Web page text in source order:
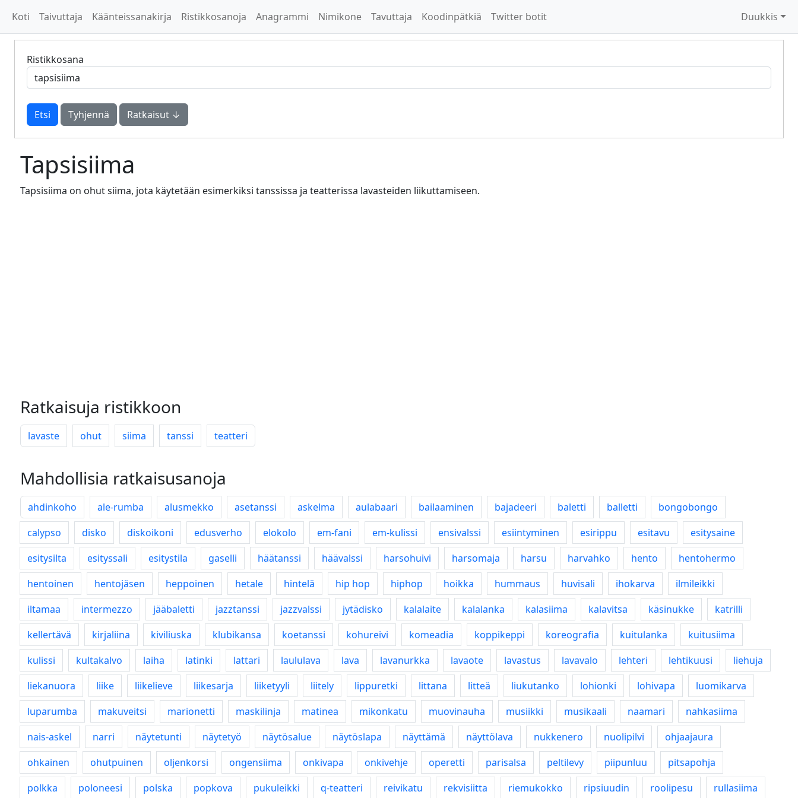
Koti Taivuttaja Käänteissanakirja Ristikkosanoja Anagrammi Nimikone Tavuttaja Koodinpätkiä Twitter botit Duukkis
Ristikkosana
Tyhjennä Ratkaisut ↓
Tapsisiima
Tapsisiima on ohut siima, jota käytetään esimerkiksi tanssissa ja teatterissa lavasteiden liikuttamiseen.
Ratkaisuja ristikkoon
lavaste ohut siima tanssi teatteri
Mahdollisia ratkaisusanoja
ahdinkoho ale-rumba alusmekko asetanssi askelma aulabaari bailaaminen bajadeeri baletti balletti
bongobongo
calypso
disko diskoikoni edusverho elokolo em-fani em-kulissi ensivalssi esiintyminen esirippu esitavu
esitysaine
esitysilta
esityssali esitystila gaselli häätanssi häävalssi harsohuivi harsomaja harsu harvahko hento
hentohermo
hentoinen
hentojäsen heppoinen hetale hintelä hip hop hiphop hoikka hummaus huvisali ihokarva
ilmileikki
iltamaa
intermezzo jääbaletti jazztanssi jazzvalssi jytädisko kalalaite kalalanka kalasiima kalavitsa käsinukke
katrilli
kellertävä
kirjaliina kiviliuska klubikansa koetanssi kohureivi komeadia koppikeppi koreografia kuitulanka
kuitusiima
kulissi
kultakalvo laiha latinki lattari laululava lava lavanurkka lavaote lavastus lavavalo lehteri lehtikuusi
liehuja
liekanuora
liike liikelieve liikesarja liiketyyli liitely lippuretki littana litteä liukutanko lohionki lohivapa
luomikarva
luparumba
makuveitsi marionetti maskilinja matinea mikonkatu muovinauha musiikki musikaali naamari
nahkasiima
nais-askel
narri näytetunti näytetyö näytösalue näytöslapa näyttämä näyttölava nukkenero nuolipilvi
ohjaajaura
ohkainen
ohutpuinen oljenkorsi ongensiima onkivapa onkivehje operetti parisalsa peltilevy piipunluu
pitsapohja
polkka
poloneesi polska popkova pukuleikki q-teatteri reivikatu rekvisiitta riemukokko ripsiuudin roolipesu rullasiima